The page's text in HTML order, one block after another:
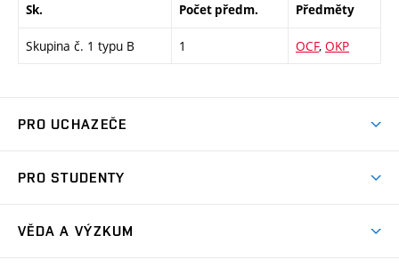
Sk. Počet předm. Předměty
Skupina č. 1 typu B 1 OCF, OKP
PRO UCHAZEČE
Ambasadoři studia
PRO STUDENTY
VĚDA A VÝZKUM